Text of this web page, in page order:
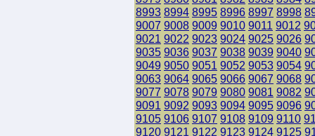
8993 8994 8995 8996 8997 8998
9007 9008 9009 9010 9011 9012
9021 9022 9023 9024 9025 9026
9035 9036 9037 9038 9039 9040
9049 9050 9051 9052 9053 9054
9063 9064 9065 9066 9067 9068
9077 9078 9079 9080 9081 9082
9091 9092 9093 9094 9095 9096
9105 9106 9107 9108 9109 9110
9120 9121 9122 9123 9124 9125